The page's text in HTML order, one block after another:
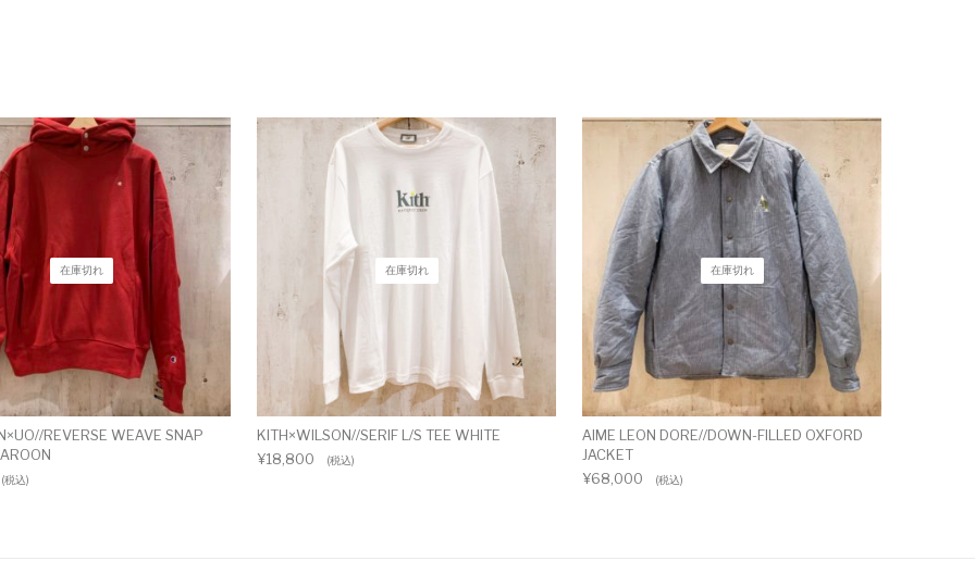
在庫切れ
REVERSE WEAVE SNAP
(税込)
在庫切れ
KITH×WILSON//SERIF L/S TEE WHITE
¥18,800 (税込)
在庫切れ
AIME LEON DORE//DOWN-FILLED OXFORD
JACKET
¥68,000 (税込)